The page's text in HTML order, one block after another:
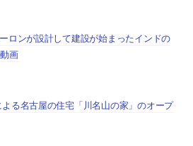
ロンが設計して建設が始まったインドの
画
る名古屋の住宅「川名山の家」のオープ